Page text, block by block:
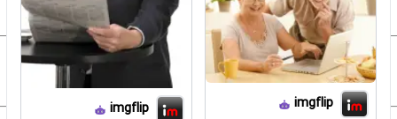
imgflip
imgflip